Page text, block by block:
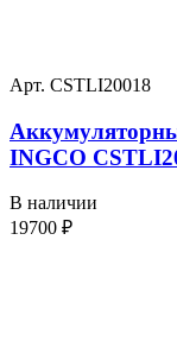
Арт. CSTLI20018
INGCO
В наличии
19700 ₽